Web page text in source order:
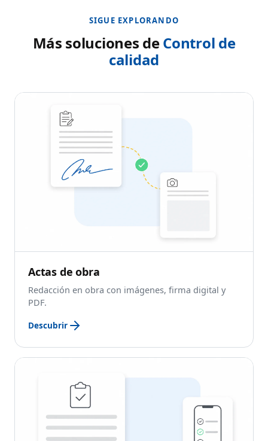
SIGUE EXPLORANDO
Más soluciones deControl de
calidad
Actas de obra
Redacción en obra con imágenes, firma digital y
PDF.
Descubrir